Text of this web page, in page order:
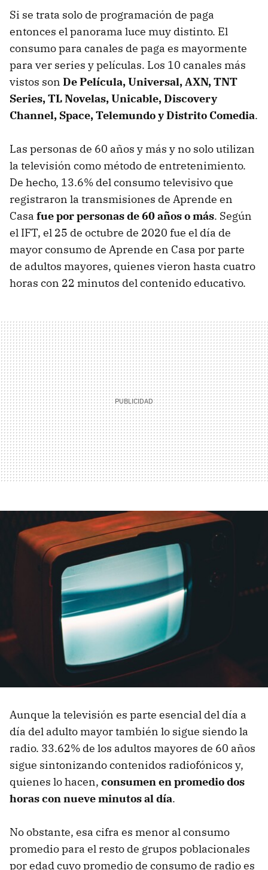
Si se trata solo de programación de paga
entonces el panorama luce muy distinto. El
consumo para canales de paga es mayormente
para ver series y películas. Los 10 canales más
vistos son De Película, Universal, AXN, TNT
Series, TL Novelas, Unicable, Discovery
Channel, Space, Telemundo y Distrito Comedia.
Las personas de 60 años y más y no solo utilizan
la televisión como método de entretenimiento.
De hecho, 13.6% del consumo televisivo que
registraron la transmisiones de Aprende en
Casa fue por personas de 60 años o más. Según
el IFT, el 25 de octubre de 2020 fue el día de
mayor consumo de Aprende en Casa por parte
de adultos mayores, quienes vieron hasta cuatro
horas con 22 minutos del contenido educativo.
Aunque la televisión es parte esencial del día a
día del adulto mayor también lo sigue siendo la
radio. 33.62% de los adultos mayores de 60 años
sigue sintonizando contenidos radiofónicos y,
quienes lo hacen, consumen en promedio dos
horas con nueve minutos al día.
No obstante, esa cifra es menor al consumo
promedio para el resto de grupos poblacionales
por edad cuyo promedio de consumo de radio es